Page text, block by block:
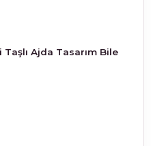
Ajda Tasarım Bile